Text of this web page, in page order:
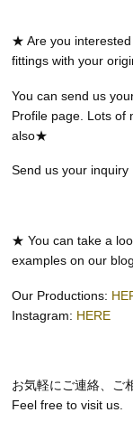
★ Are you
fittings with your
You can send us
Profile page. Lots of
also★
Send us your inquiry
★ You can take a
examples on our
Our Productions:
Instagram: HERE
お気軽にご連絡、ご
Feel free to visit us.